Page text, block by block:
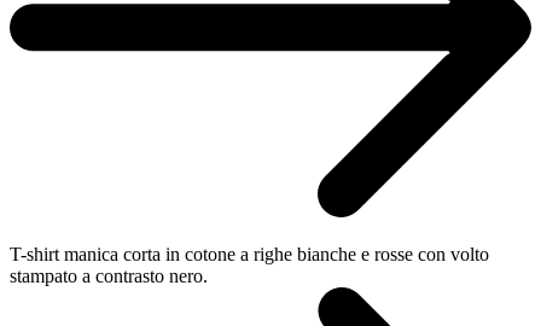
T-shirt manica corta in cotone a righe bianche e rosse con volto
stampato a contrasto nero.